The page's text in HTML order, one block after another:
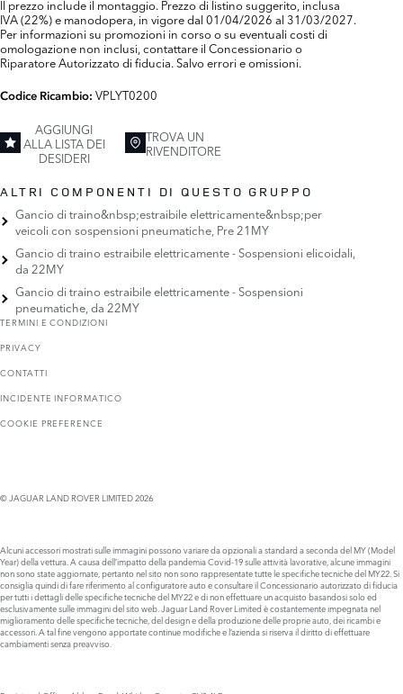
Il prezzo include il montaggio. Prezzo di listino suggerito, inclusa
IVA (22%) e manodopera, in vigore dal 01/04/2026 al 31/03/2027.
Per informazioni su promozioni in corso o su eventuali costi di
omologazione non inclusi, contattare il Concessionario o
Riparatore Autorizzato di fiducia. Salvo errori e omissioni.
Codice Ricambio: VPLYT0200
AGGIUNGI
ALLA LISTA DEI
DESIDERI
TROVA UN
RIVENDITORE
ALTRI COMPONENTI DI QUESTO GRUPPO
Gancio di traino&nbsp;estraibile elettricamente&nbsp;per
veicoli con sospensioni pneumatiche, Pre 21MY
Gancio di traino estraibile elettricamente - Sospensioni elicoidali,
da 22MY
Gancio di traino estraibile elettricamente - Sospensioni
pneumatiche, da 22MY
TERMINI E CONDIZIONI
PRIVACY
CONTATTI
INCIDENTE INFORMATICO
COOKIE PREFERENCE
© JAGUAR LAND ROVER LIMITED 2026
Alcuni accessori mostrati sulle immagini possono variare da opzionali a standard a seconda del MY (Model
Year) della vettura. A causa dell’impatto della pandemia Covid-19 sulle attività lavorative, alcune immagini
non sono state aggiornate, pertanto nel sito non sono rappresentate tutte le specifiche tecniche del MY22. Si
consiglia quindi di fare riferimento al configuratore auto e consultare il Concessionario autorizzato di fiducia
per tutti i dettagli delle specifiche tecniche del MY22 e di non effettuare un acquisto basandosi solo ed
esclusivamente sulle immagini del sito web. Jaguar Land Rover Limited è costantemente impegnata nel
miglioramento delle specifiche tecniche, del design e della produzione delle proprie auto, dei ricambi e
accessori. A tal fine vengono apportate continue modifiche e l’azienda si riserva il diritto di effettuare
cambiamenti senza preavviso.